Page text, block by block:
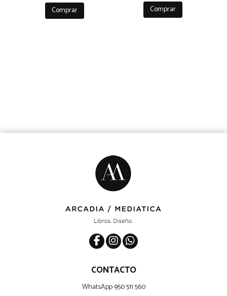
Comprar Comprar
CONTACTO
WhatsApp 950 511 560